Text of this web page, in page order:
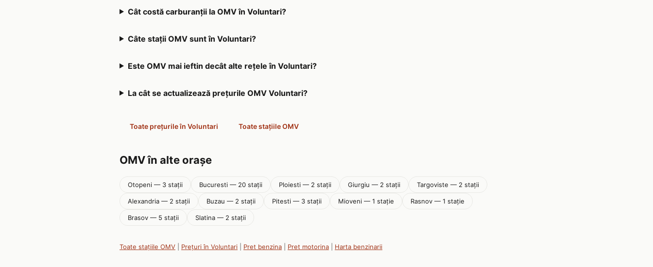
Cât costă carburanții la OMV în Voluntari?
Câte stații OMV sunt în Voluntari?
Este OMV mai ieftin decât alte rețele în Voluntari?
La cât se actualizează prețurile OMV Voluntari?
Toate prețurile în Voluntari Toate stațiile OMV
OMV în alte orașe
Otopeni — 3 stații Bucuresti — 20 stații Ploiesti — 2 stații Giurgiu — 2 stații Targoviste — 2 stații
Alexandria — 2 stații Buzau — 2 stații Pitesti — 3 stații Mioveni — 1 stație Rasnov — 1 stație
Brasov — 5 stații Slatina — 2 stații
Toate stațiile OMV Prețuri în Voluntari Pret benzina Pret motorina Harta benzinarii